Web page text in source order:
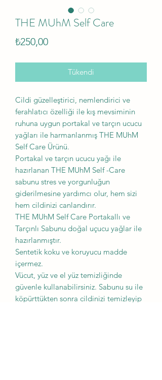
THE MUhM Self Care
₺250,00Fiyat
Tükendi
Cildi güzelleştirici, nemlendirici ve
ferahlatıcı özelliği ile kış mevsiminin
ruhuna uygun portakal ve tarçın ucucu
yağları ile harmanlanmış THE MUhM
Self Care Ürünü.
Portakal ve tarçın ucucu yağı ile
hazırlanan THE MUhM Self -Care
sabunu stres ve yorgunluğun
giderilmesine yardımcı olur, hem sizi
hem cildinizi canlandırır.
THE MUhM Self Care Portakallı ve
Tarçınlı Sabunu doğal uçucu yağlar ile
hazırlanmıştır.
Sentetik koku ve koruyucu madde
içermez.
Vücut, yüz ve el yüz temizliğinde
güvenle kullanabilirsiniz. Sabunu su ile
köpürttükten sonra cildinizi temizleyip